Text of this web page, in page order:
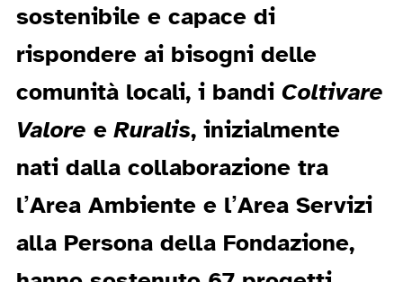
sostenibile e capace di
rispondere ai bisogni delle
comunità locali, i bandi Coltivare
Valore eRuralis, inizialmente
nati dalla collaborazione tra
l’Area Ambiente e l’Area Servizi
alla Persona della Fondazione,